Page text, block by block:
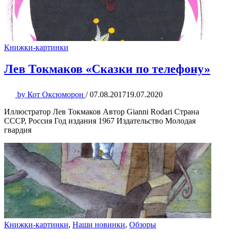
Книжки-картинки
Лев Токмаков «Сказки по телефону»
by Кот Оксюморон / 07.08.201719.07.2020
Иллюстратор Лев Токмаков Автор Gianni Rodari Страна
СССР, Россия Год издания 1967 Издательство Молодая
гвардия
Книжки-картинки, Наши новинки, Обзоры